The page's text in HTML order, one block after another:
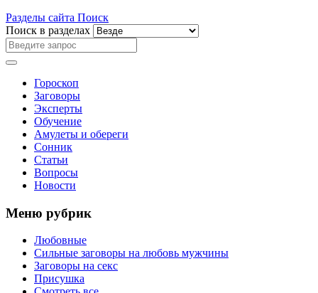
Разделы сайта Поиск
Поиск в разделах
Гороскоп
Заговоры
Эксперты
Обучение
Амулеты и обереги
Сонник
Статьи
Вопросы
Новости
Меню рубрик
Любовные
Сильные заговоры на любовь мужчины
Заговоры на секс
Присушка